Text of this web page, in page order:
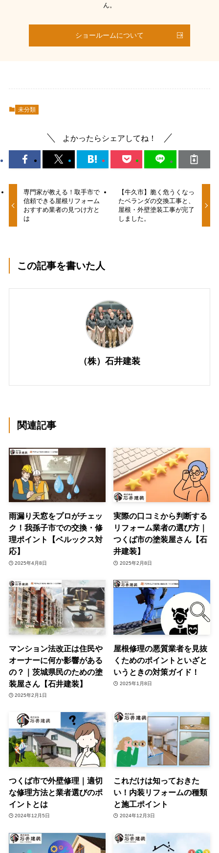
ん。
ショールームについて
未分類
よかったらシェアしてね！
専門家が教える！取手市で
信頼できる屋根リフォーム
おすすめ業者の見つけ方と
は
【牛久市】脆く危うくなっ
たベランダの交換工事と、
屋根・外壁塗装工事が完了
しました。
この記事を書いた人
（株）石井建装
関連記事
雨漏り天窓をプロがチェッ
ク！我孫子市での交換・修
理ポイント【ベルックス対
応】
2025年4月8日
実際の口コミから判断する
リフォーム業者の選び方｜
つくば市の塗装屋さん【石
井建装】
2025年2月8日
マンション法改正は住民や
オーナーに何か影響がある
の？｜茨城県民のための塗
装屋さん【石井建装】
2025年2月1日
屋根修理の悪質業者を見抜
くためのポイントといざと
いうときの対策ガイド！
2025年1月8日
つくば市で外壁修理｜適切
な修理方法と業者選びのポ
イントとは
2024年12月5日
これだけは知っておきた
い！内装リフォームの種類
と施工ポイント
2024年12月3日